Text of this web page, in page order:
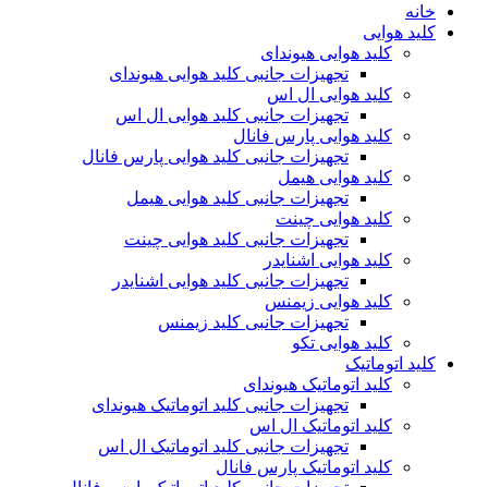
خانه
کلید هوایی
کلید هوایی هیوندای
تجهیزات جانبی کلید هوایی هیوندای
کلید هوایی ال اس
تجهیزات جانبی کلید هوایی ال اس
کلید هوایی پارس فانال
تجهیزات جانبی کلید هوایی پارس فانال
کلید هوایی هیمل
تجهیزات جانبی کلید هوایی هیمل
کلید هوایی چینت
تجهیزات جانبی کلید هوایی چینت
کلید هوایی اشنایدر
تجهیزات جانبی کلید هوایی اشنایدر
کلید هوایی زیمنس
تجهیزات جانبی کلید زیمنس
کلید هوایی تکو
کلید اتوماتیک
کلید اتوماتیک هیوندای
تجهیزات جانبی کلید اتوماتیک هیوندای
کلید اتوماتیک ال اس
تجهیزات جانبی کلید اتوماتیک ال اس
کلید اتوماتیک پارس فانال